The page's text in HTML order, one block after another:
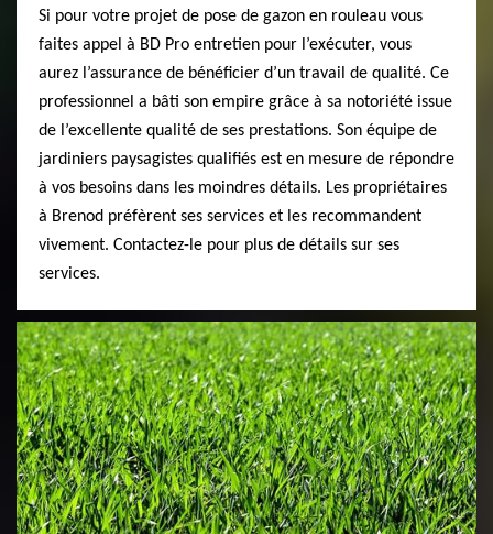
Si pour votre projet de pose de gazon en rouleau vous
faites appel à BD Pro entretien pour l’exécuter, vous
aurez l’assurance de bénéficier d’un travail de qualité. Ce
professionnel a bâti son empire grâce à sa notoriété issue
de l’excellente qualité de ses prestations. Son équipe de
jardiniers paysagistes qualifiés est en mesure de répondre
à vos besoins dans les moindres détails. Les propriétaires
à Brenod préfèrent ses services et les recommandent
vivement. Contactez-le pour plus de détails sur ses
services.